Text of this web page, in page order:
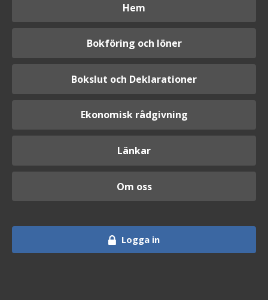
Hem
Bokföring och löner
Bokslut och Deklarationer
Ekonomisk rådgivning
Länkar
Om oss
Logga in